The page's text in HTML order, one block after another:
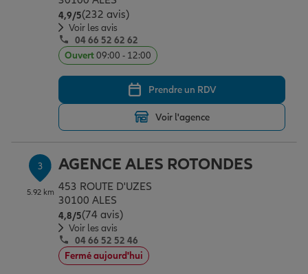
Transmission
Départ à la retraite
Préparer l’avenir
Assurance habitation
Le Pack Famille
Garantie des accidents de la vie
Assurance scolaire
Protection juridique
Retraite
Allianz en France
4,9/5Note de 4.9 sur 5
(232 avis)
Voir les avis
04 66 52 62 62
Ouvert09:00 - 12:00
Prendre un RDV
Voir l'agence
3
5.92 km
AGENCE ALES ROTONDES
453 ROUTE D'UZES
30100 ALES
4,8/5Note de 4.8 sur 5
(74 avis)
Voir les avis
04 66 52 52 46
Fermé aujourd'hui